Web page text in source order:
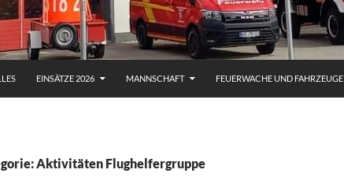
EINSÄTZE 2026 MANNSCHAFT FEUERWACHE UND FAHRZEUGE
Aktivitäten Flughelfergruppe